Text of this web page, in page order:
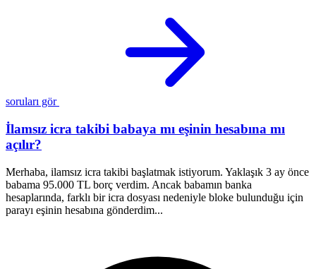
soruları gör
İlamsız icra takibi babaya mı eşinin hesabına mı
açılır?
Merhaba, ilamsız icra takibi başlatmak istiyorum. Yaklaşık 3 ay önce
babama 95.000 TL borç verdim. Ancak babamın banka
hesaplarında, farklı bir icra dosyası nedeniyle bloke bulunduğu için
parayı eşinin hesabına gönderdim...